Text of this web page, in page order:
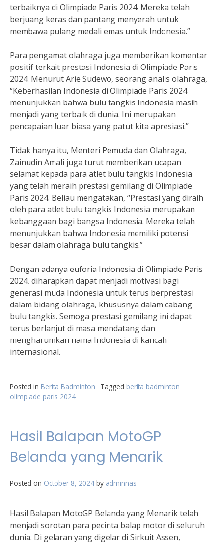
terbaiknya di Olimpiade Paris 2024. Mereka telah
berjuang keras dan pantang menyerah untuk
membawa pulang medali emas untuk Indonesia.”
Para pengamat olahraga juga memberikan komentar
positif terkait prestasi Indonesia di Olimpiade Paris
2024. Menurut Arie Sudewo, seorang analis olahraga,
“Keberhasilan Indonesia di Olimpiade Paris 2024
menunjukkan bahwa bulu tangkis Indonesia masih
menjadi yang terbaik di dunia. Ini merupakan
pencapaian luar biasa yang patut kita apresiasi.”
Tidak hanya itu, Menteri Pemuda dan Olahraga,
Zainudin Amali juga turut memberikan ucapan
selamat kepada para atlet bulu tangkis Indonesia
yang telah meraih prestasi gemilang di Olimpiade
Paris 2024. Beliau mengatakan, “Prestasi yang diraih
oleh para atlet bulu tangkis Indonesia merupakan
kebanggaan bagi bangsa Indonesia. Mereka telah
menunjukkan bahwa Indonesia memiliki potensi
besar dalam olahraga bulu tangkis.”
Dengan adanya euforia Indonesia di Olimpiade Paris
2024, diharapkan dapat menjadi motivasi bagi
generasi muda Indonesia untuk terus berprestasi
dalam bidang olahraga, khususnya dalam cabang
bulu tangkis. Semoga prestasi gemilang ini dapat
terus berlanjut di masa mendatang dan
mengharumkan nama Indonesia di kancah
internasional.
Posted in Berita Badminton Tagged berita badminton
olimpiade paris 2024
Hasil Balapan MotoGP
Belanda yang Menarik
Posted on October 8, 2024 by adminnas
Hasil Balapan MotoGP Belanda yang Menarik telah
menjadi sorotan para pecinta balap motor di seluruh
dunia. Di gelaran yang digelar di Sirkuit Assen,